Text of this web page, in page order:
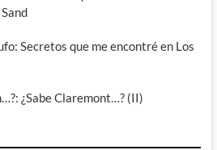
Secretos que me encontré en Los
¿Sabe Claremont…? (II)